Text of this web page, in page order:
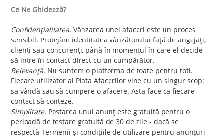
Ce Ne Ghidează?
Confidențialitatea.Vânzarea unei afaceri este un proces
sensibil. Protejăm identitatea vânzătorului față de angajați,
clienți sau concurenți, până în momentul în care el decide
să intre în contact direct cu un cumpărător.
Relevanță. Nu suntem o platforma de toate pentru toti.
Fiecare utilizator al Piata Afacerilor vine cu un singur scop:
sa vândă sau să cumpere o afacere. Asta face ca fiecare
contact să conteze.
Simplitate. Postarea unui anunț este gratuită pentru o
perioadă de testare gratuită de 30 de zile - dacă se
respectăTermenii și condițiile de utilizare pentru anunțuri